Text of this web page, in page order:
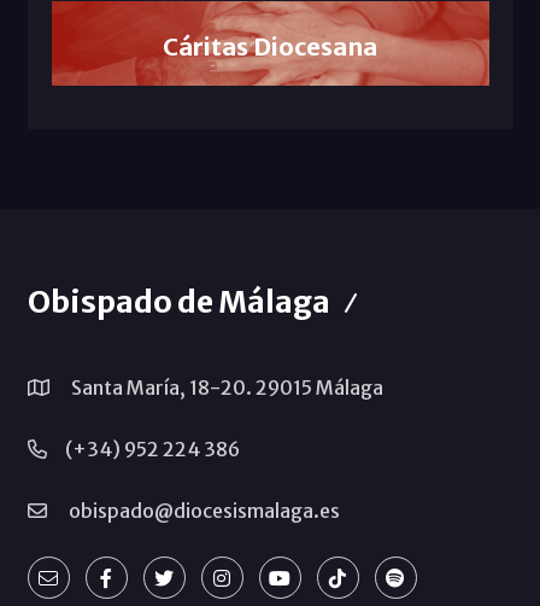
Cáritas Diocesana
Obispado de Málaga
Santa María, 18-20. 29015 Málaga
(+34) 952 224 386
obispado@diocesismalaga.es